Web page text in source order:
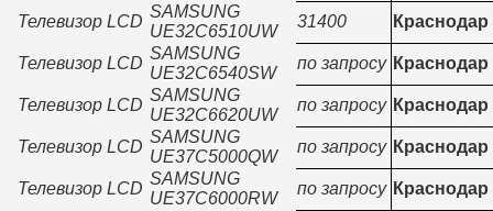
Телевизор LCD
SAMSUNG
UE32C6510UW
31400 Краснодар
Телевизор LCD
SAMSUNG
UE32C6540SW
по запросу Краснодар
Телевизор LCD
SAMSUNG
UE32C6620UW
по запросу Краснодар
Телевизор LCD
SAMSUNG
UE37C5000QW
по запросу Краснодар
Телевизор LCD
SAMSUNG
UE37C6000RW
по запросу Краснодар